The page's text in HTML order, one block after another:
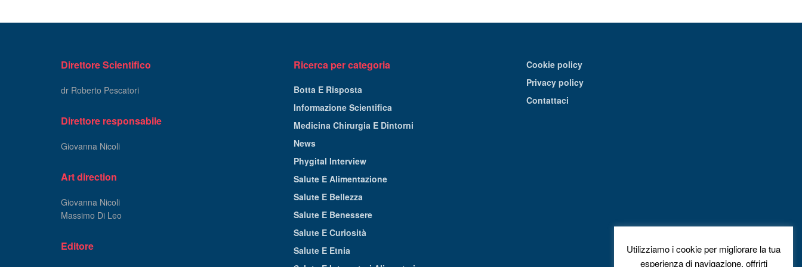
Direttore Scientifico
dr Roberto Pescatori
Direttore responsabile
Giovanna Nicoli
Art direction
Giovanna Nicoli
Massimo Di Leo
Editore
Ricerca per categoria
Botta E Risposta
Informazione Scientifica
Medicina Chirurgia E Dintorni
News
Phygital Interview
Salute E Alimentazione
Salute E Bellezza
Salute E Benessere
Salute E Curiosità
Salute E Etnia
Cookie policy
Privacy policy
Contattaci
Utilizziamo i cookie per migliorare la tua
esperienza di navigazione, offrirti